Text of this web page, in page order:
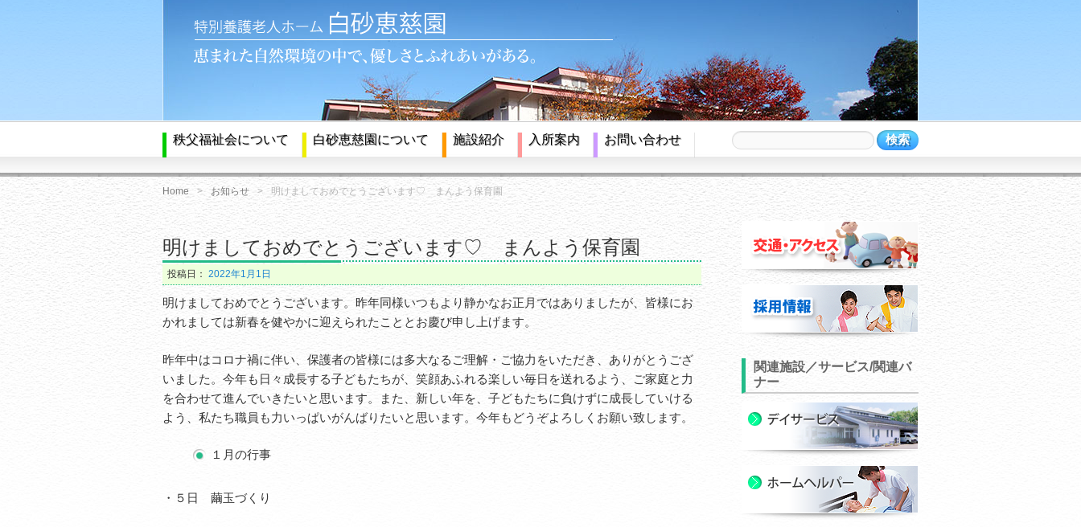
秩父福祉会について 白砂恵慈園について 施設紹介 入所案内 お問い合わせ
Home お知らせ 明けましておめでとうございます♡ まんよう保育園
明けましておめでとうございます♡ まんよう保育園
投稿日： 2022年1月1日
明けましておめでとうございます。昨年同様いつもより静かなお正月ではありましたが、皆様にお
かれましては新春を健やかに迎えられたこととお慶び申し上げます。
昨年中はコロナ禍に伴い、保護者の皆様には多大なるご理解・ご協力をいただき、ありがとうござ
いました。今年も日々成長する子どもたちが、笑顔あふれる楽しい毎日を送れるよう、ご家庭と力
を合わせて進んでいきたいと思います。また、新しい年を、子どもたちに負けずに成長していける
よう、私たち職員も力いっぱいがんばりたいと思います。今年もどうぞよろしくお願い致します。
１月の行事
・５日 繭玉づくり
関連施設／サービス/関連バ
ナー